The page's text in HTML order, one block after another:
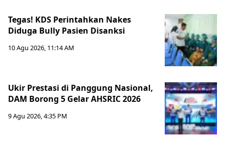
Tegas! KDS Perintahkan Nakes
Diduga Bully Pasien Disanksi
10 Agu 2026, 11:14 AM
Ukir Prestasi di Panggung Nasional,
DAM Borong 5 Gelar AHSRIC 2026
9 Agu 2026, 4:35 PM